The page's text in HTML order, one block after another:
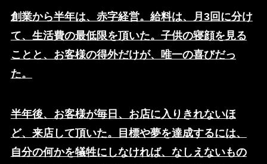
創業から半年は、赤字経営。給料は、月3回に分け
て、生活費の最低限を頂いた。子供の寝顔を見る
ことと、お客様の得外だけが、唯一の喜びだっ
た。
半年後、お客様が毎日、お店に入りきれないほ
ど、来店して頂いた。目標や夢を達成するには、
自分の何かを犠牲にしなければ、なしえないもの